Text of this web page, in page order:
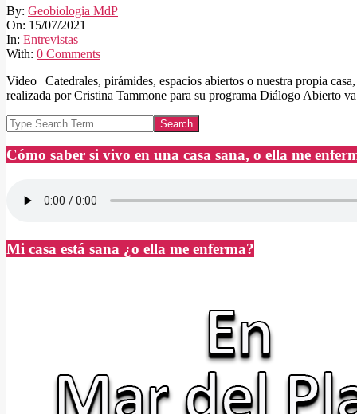
2021-
07-
15
By: Geobiologia MdP
On: 15/07/2021
In: Entrevistas
With: 0 Comments
Video | Catedrales, pirámides, espacios abiertos o nuestra propia
realizada por Cristina Tammone para su programa Diálogo Abierto
Search
Cómo saber si vivo en una casa sana, o ella me
Mi casa está sana ¿o ella me enferma?